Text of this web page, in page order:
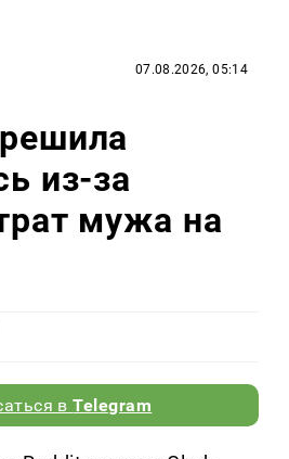
07.08.2026, 05:14
из-за
мужа на
вTelegram